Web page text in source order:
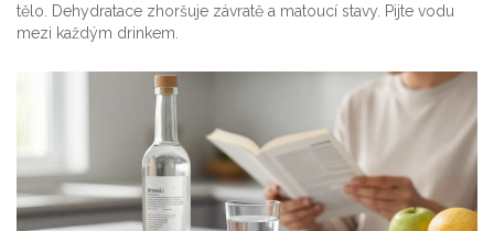
tělo. Dehydratace zhoršuje závratě a matoucí stavy. Pijte vodu
mezi každým drinkem.